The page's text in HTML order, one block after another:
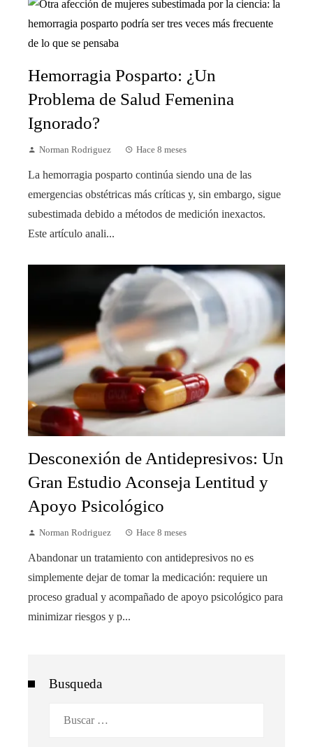
Hemorragia Posparto: ¿Un
Problema de Salud Femenina
Ignorado?
Norman Rodriguez Hace 8 meses
La hemorragia posparto continúa siendo una de las
emergencias obstétricas más críticas y, sin embargo, sigue
subestimada debido a métodos de medición inexactos.
Este artículo anali...
Desconexión de Antidepresivos: Un
Gran Estudio Aconseja Lentitud y
Apoyo Psicológico
Norman Rodriguez Hace 8 meses
Abandonar un tratamiento con antidepresivos no es
simplemente dejar de tomar la medicación: requiere un
proceso gradual y acompañado de apoyo psicológico para
minimizar riesgos y p...
Busqueda